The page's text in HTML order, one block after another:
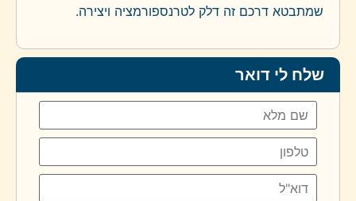
שמתבטא דרכם זה דלק לטרנספורמציה ויצירה.
שלח לי דואר